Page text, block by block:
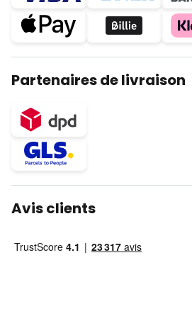
Partenaires de livraison
Avis clients